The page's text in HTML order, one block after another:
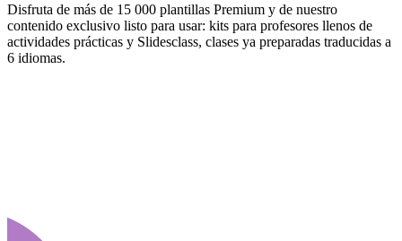
Disfruta de más de 15 000 plantillas Premium y de nuestro
contenido exclusivo listo para usar: kits para profesores llenos de
actividades prácticas y Slidesclass, clases ya preparadas traducidas a
6 idiomas.